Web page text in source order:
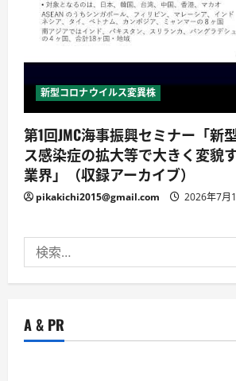
新型コロナウイルス変異株
第1回JMC海事振興セミナー「新
ス感染症の拡大等で大きく変貌
業界」（収録アーカイブ）
pikakichi2015@gmail.com 2026年7月
索:
A & PR